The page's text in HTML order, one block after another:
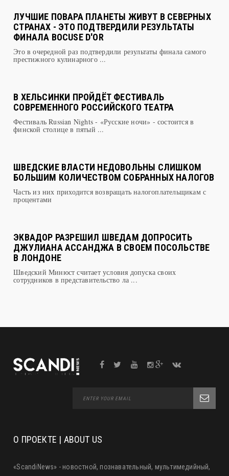
СТРАНАХ - ЭТО ПОДТВЕРДИЛИ РЕЗУЛЬТАТЫ
ФИНАЛА BOCUSE D'OR
Это в очередной раз подтвердили результаты финала самого
СОВРЕМЕННОГО РОССИЙСКОГО ТЕАТРА
Фестиваль Russian Nights - «Русские ночи» - состоится в
БОЛЬШИМ КОЛИЧЕСТВОМ СОБРАННЫХ НАЛОГОВ
Часть из них приходится возвращать налогоплательщикам с
ДЖУЛИАНА АССАНДЖА В СВОЕМ ПОСОЛЬСТВЕ
В ЛОНДОНЕ
Шведский Минюст считает условия допуска своих
сотрудников в представительство ла ...
многоязычный интернет-портал о жизни в Северных странах и